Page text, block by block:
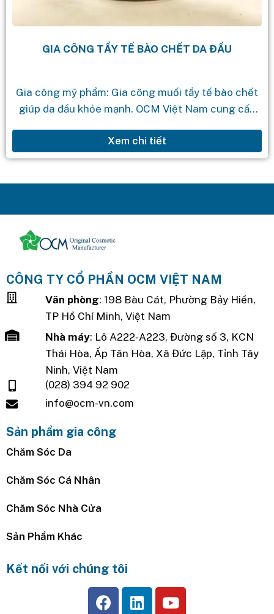
GIA CÔNG TẨY TẾ BÀO CHẾT DA ĐẦU
Gia công mỹ phẩm: Gia công muối tẩy tế bào chết
giúp da đầu khỏe mạnh. OCM Việt Nam cung cấp
Xem chi tiết
CÔNG TY CỔ PHẦN OCM VIỆT NAM
Văn phòng: 198 Bàu Cát, Phường Bảy Hiền,
TP Hồ Chí Minh, Việt Nam
Nhà máy: Lô A222-A223, Đường số 3, KCN
Thái Hòa, Ấp Tân Hòa, Xã Đức Lập, Tỉnh Tây
Ninh, Việt Nam
(028) 394 92 902
info@ocm-vn.com
Sản phẩm gia công
Chăm Sóc Da
Chăm Sóc Cá Nhân
Chăm Sóc Nhà Cửa
Sản Phẩm Khác
Kết nối với chúng tôi